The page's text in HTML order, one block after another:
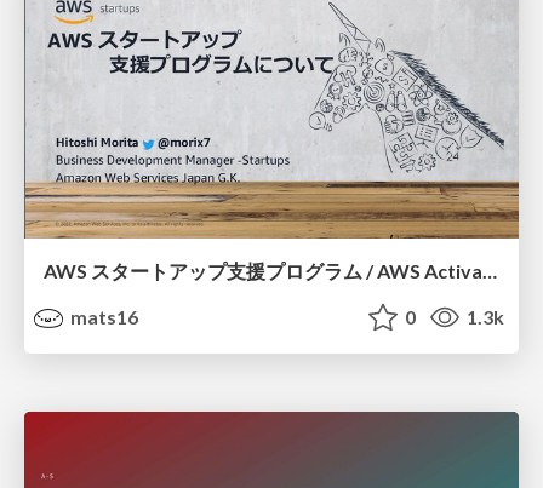
AWS スタートアップ支援プログラム / AWS Activate
mats16
0 1.3k